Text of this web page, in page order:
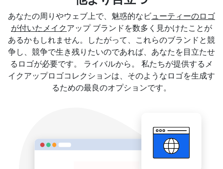
あなたの周りやウェブ上で、魅惑的なビ ューティーのロゴ
が付いたメイク アップ ブランドを数多く見かけたことが
あるかもしれません。したがって、これらのブランドと競
争し、競争で生き残りたいのであれば、あなたを目立たせ
るロゴが必要です。 ライバルから。 私たちが提供するメ
イクアップロゴコレクションは、そのようなロゴを生成す
るための最良のオプションです。